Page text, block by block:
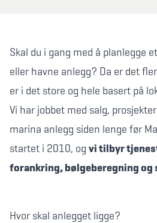
Skal du i gang med å planlegge
eller havne anlegg? Da er det
er i det store og hele basert på
Vi har jobbet med salg,
marina anlegg siden lenge før
startet i 2010, og vi tilbyr
forankring, bølgeberegning og
Hvor skal anlegget ligge?